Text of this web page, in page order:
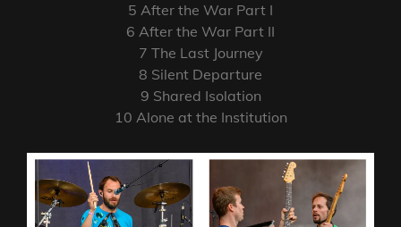
5 After the War Part I
6 After the War Part II
7 The Last Journey
8 Silent Departure
9 Shared Isolation
10 Alone at the Institution